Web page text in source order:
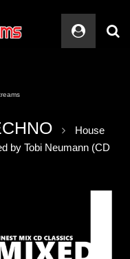
House
by Tobi Neumann (CD